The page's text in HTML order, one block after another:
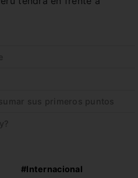
sus primeros puntos
#Internacional